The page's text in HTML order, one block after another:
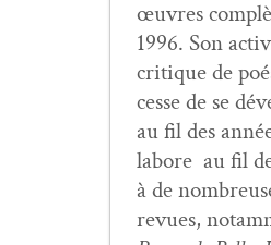
œuvres
1996. Son
cri­tique de
cesse de se
au fil des
la­bore au fil
à de
revues,